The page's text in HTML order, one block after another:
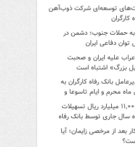
توسعه‌ای شرکت ذوب‌آهن
کارگران
به حملات جنوب؛ دشمن در
دفاعی ایران
علیه ایران و صحبت
بزرگ» اشتباه است
بانک رفاه کارگران به
محرم و ایام تاسوعا و
پرداخت حدود ۱۱,۰۰۰ میلیارد ریال تسهیلات
سال جاری توسط بانک رفاه
بعد از مرخصی زایمان؛ آیا